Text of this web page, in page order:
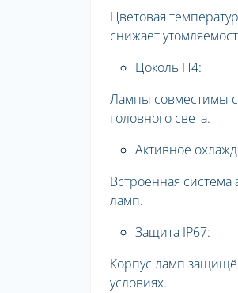
Цветовая
снижает
Цоколь H4:
Лампы совместимы с
головного света.
Активное
Встроенная
ламп.
Защита IP67:
Корпус ламп
условиях.